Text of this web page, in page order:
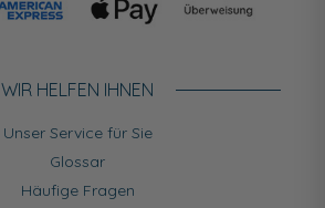
WIR HELFEN IHNEN
Unser Service für Sie
Glossar
Häufige Fragen